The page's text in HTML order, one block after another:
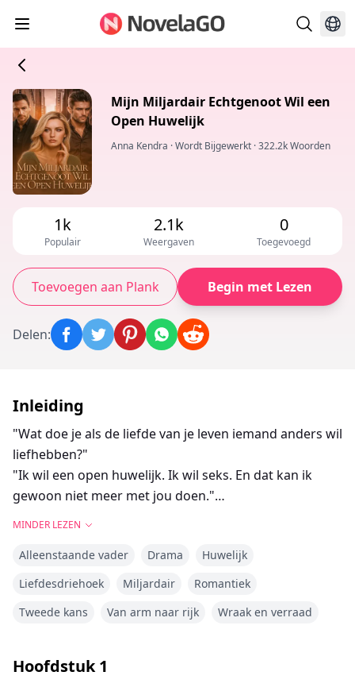
Mijn Miljardair Echtgenoot Wil een
Open Huwelijk
Anna Kendra ·Wordt Bijgewerkt ·322.2k Woorden
1k
Populair
2.1k
Weergaven
0
Toegevoegd
Toevoegen aan Plank Begin met Lezen
Delen:
Inleiding
"Wat doe je als de liefde van je leven iemand anders wil
liefhebben?"
"Ik wil een open huwelijk. Ik wil seks. En dat kan ik
gewoon niet meer met jou doen."
Sophia's hart breekt wanneer haar man, Tristan, na
twaalf jaar huwelijk aandringt op een open huwelijk,
vonk heeft gedood. Wanhopig om hun twaalfjarige
Maar wat erger is dan het open huwelijk, is hoe snel
MINDER LEZEN
Alleenstaande vader Drama
Huwelijk
Liefdesdriehoek
Miljardair
Romantiek
Tweede kans
Van arm naar rijk Wraak en verraad
Hoofdstuk1